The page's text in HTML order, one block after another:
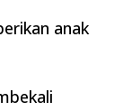
anak